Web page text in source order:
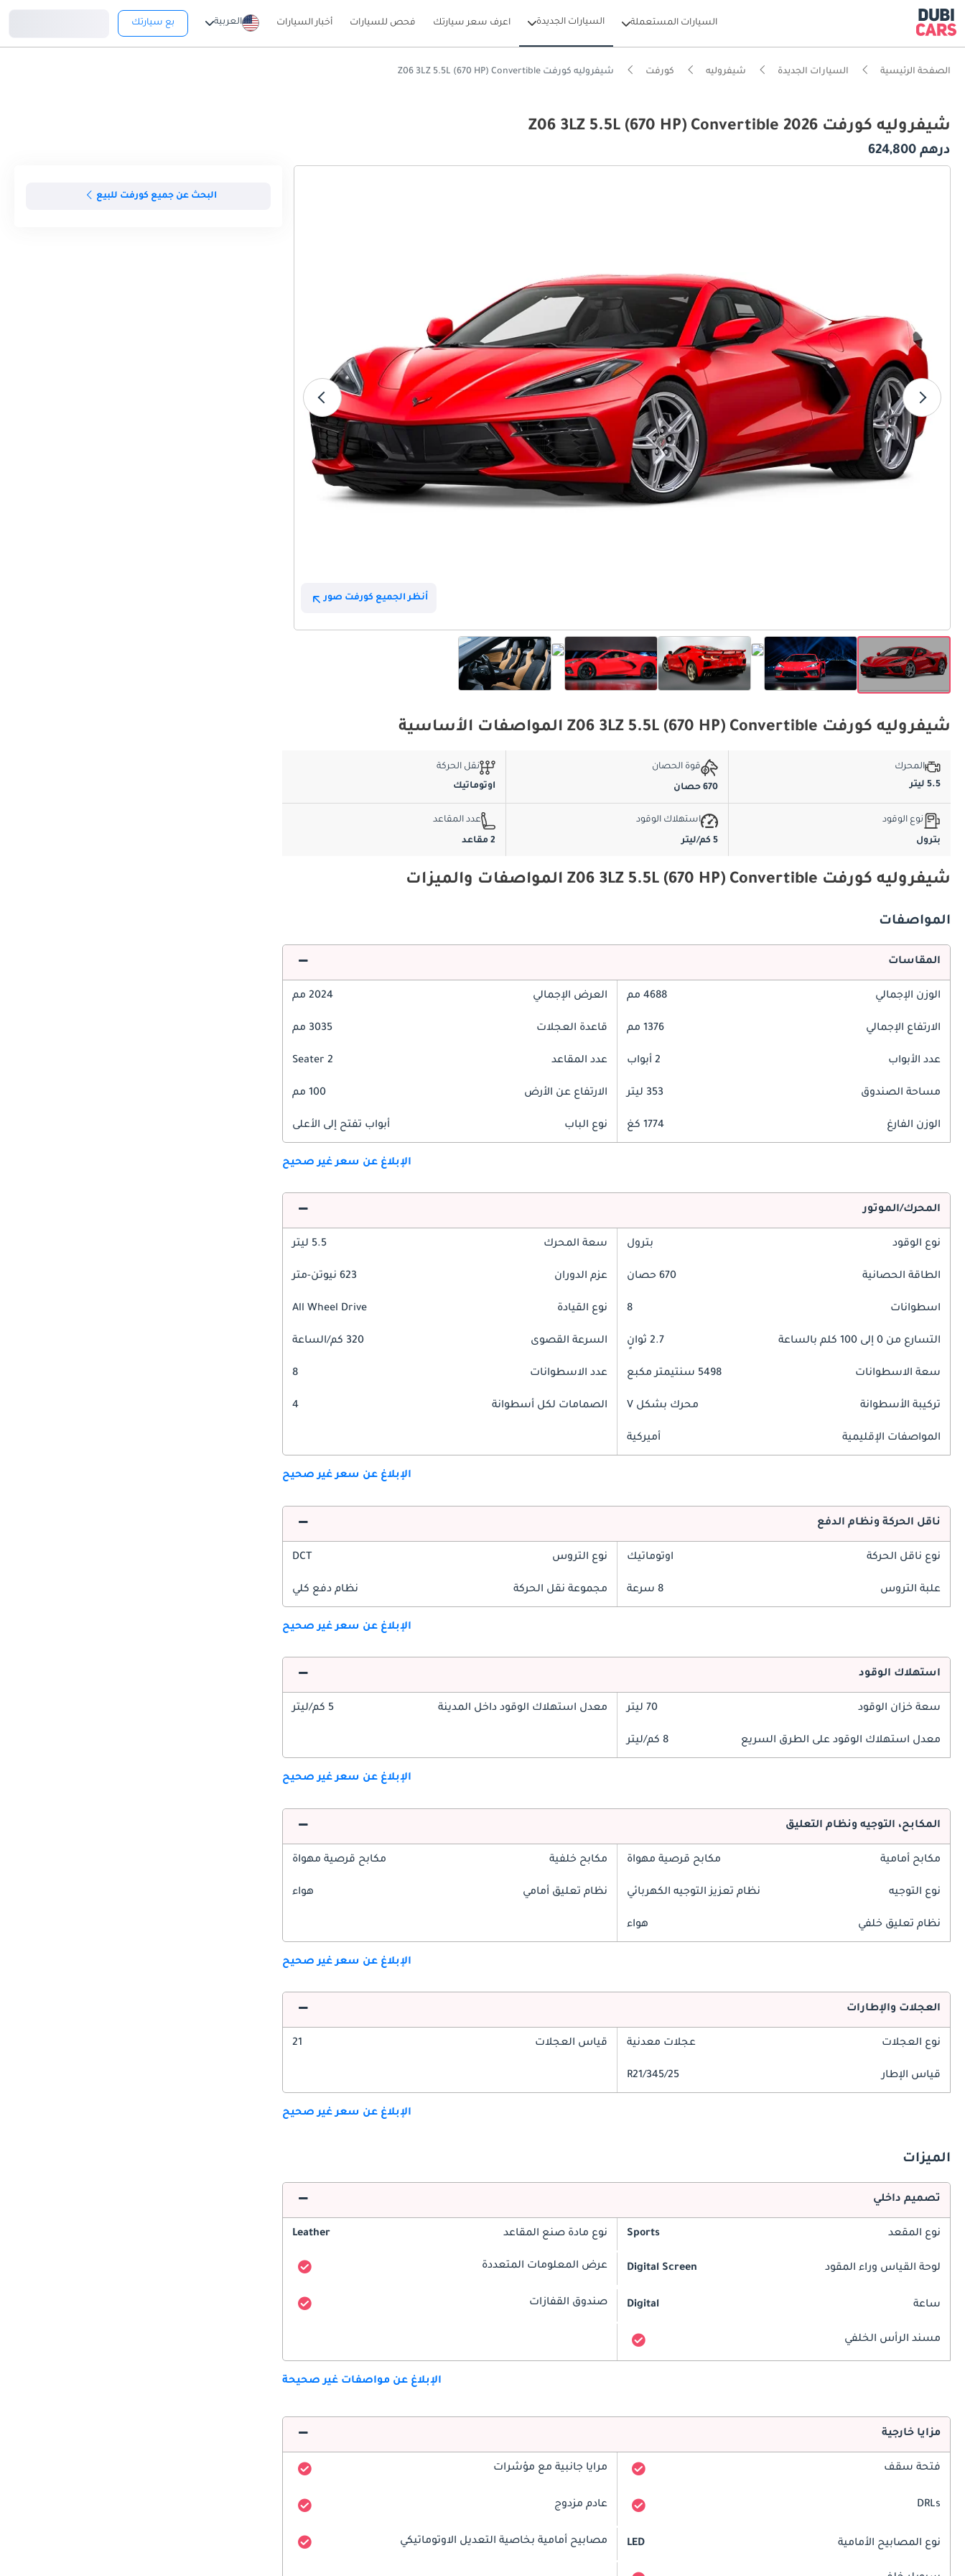
السيارات المستعملة السيارات الجديدة اعرف سعر سيارتك فحص للسيارات أخبار السيارات العربية بع سيارتك
الصفحة الرئيسية السيارات الجديدة شيفروليه كورفت شيفروليه كورفت Z06 3LZ 5.5L (670 HP) Convertible
شيفروليه كورفت Z06 3LZ 5.5L (670 HP) Convertible 2026
درهم 624,800
أنظر الجميع كورفت صور
البحث عن جميع كورفت للبيع
شيفروليه كورفت Z06 3LZ 5.5L (670 HP) Convertible المواصفات الأساسية
المحرك
5.5 ليتر
قوة الحصان
670 حصان
نقل الحركة
اوتوماتيك
نوع الوقود
بترول
استهلاك الوقود
5 كم/ليتر
عدد المقاعد
2 مقاعد
شيفروليه كورفت Z06 3LZ 5.5L (670 HP) Convertible المواصفات والميزات
المواصفات
المقاسات
الوزن الإجمالي 4688 مم العرض الإجمالي 2024 مم
الارتفاع الإجمالي 1376 مم قاعدة العجلات 3035 مم
عدد الأبواب 2 أبواب عدد المقاعد 2 Seater
مساحة الصندوق 353 ليتر الارتفاع عن الأرض 100 مم
الوزن الفارغ 1774 كغ نوع الباب أبواب تفتح إلى الأعلى
الإبلاغ عن سعر غير صحيح
المحرك/الموتور
نوع الوقود بترول سعة المحرك 5.5 ليتر
الطاقة الحصانية 670 حصان عزم الدوران 623 نيوتن-متر
اسطوانات 8 نوع القيادة All Wheel Drive
التسارع من 0 إلى 100 كلم بالساعة 2.7 ثوانٍ السرعة القصوى 320 كم/الساعة
سعة الاسطوانات 5498 سنتيمتر مكبع عدد الاسطوانات 8
تركيبة الأسطوانة محرك بشكل V الصمامات لكل أسطوانة 4
المواصفات الإقليمية أميركية
الإبلاغ عن سعر غير صحيح
ناقل الحركة ونظام الدفع
نوع ناقل الحركة اوتوماتيك نوع التروس DCT
علبة التروس 8 سرعة مجموعة نقل الحركة نظام دفع كلي
الإبلاغ عن سعر غير صحيح
استهلاك الوقود
سعة خزان الوقود 70 ليتر معدل استهلاك الوقود داخل المدينة 5 كم/ليتر
معدل استهلاك الوقود على الطرق السريع 8 كم/ليتر
الإبلاغ عن سعر غير صحيح
المكابح، التوجيه ونظام التعليق
مكابح أمامية مكابح قرصية مهواة مكابح خلفية مكابح قرصية مهواة
نوع التوجيه نظام تعزيز التوجيه الكهربائي نظام تعليق أمامي هواء
نظام تعليق خلفي هواء
الإبلاغ عن سعر غير صحيح
العجلات والإطارات
نوع العجلات عجلات معدنية قياس العجلات 21
قياس الإطار 345/25/R21
الإبلاغ عن سعر غير صحيح
الميزات
تصميم داخلي
نوع المقعد Sports نوع مادة صنع المقاعد Leather
لوحة القياس وراء المقود Digital Screen عرض المعلومات المتعددة
ساعة Digital صندوق القفازات
مسند الرأس الخلفي
الإبلاغ عن مواصفات غير صحيحة
مزايا خارجية
فتحة سقف مرايا جانبية مع مؤشرات
DRLs عادم مزدوج
نوع المصابيح الأمامية LED مصابيح أمامية بخاصية التعديل الاوتوماتيكي